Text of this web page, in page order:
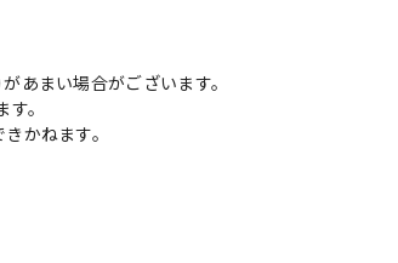
あまい場合がございます。
。
かねます。